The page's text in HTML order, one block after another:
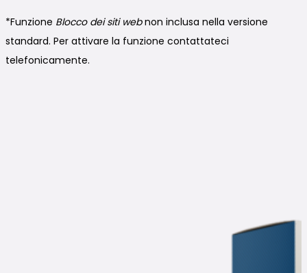
*Funzione Blocco dei siti webnon inclusa nella versione
standard. Per attivare la funzione contattateci
telefonicamente.